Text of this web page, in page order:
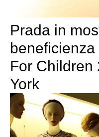
Prada in
For Children
York